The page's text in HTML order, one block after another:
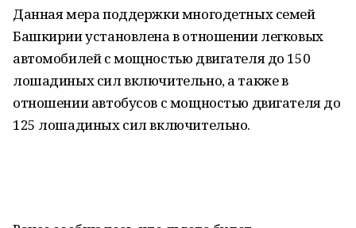
Данная мера поддержки многодетных семей
Башкирии установлена в отношении легковых
автомобилей с мощностью двигателя до 150
лошадиных сил включительно, а также в
отношении автобусов с мощностью двигателя до
125 лошадиных сил включительно.